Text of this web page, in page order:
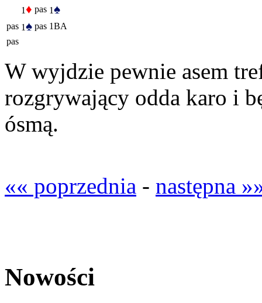
1♦ pas 1♠
pas 1♠ pas 1BA
pas
W wyjdzie pewnie asem
rozgrywający odda karo i
ósmą.
«« poprzednia - następna
Nowości